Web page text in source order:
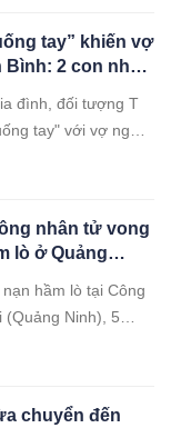
tay” khiến vợ
Bình: 2 con nhỏ
vọng
đình, đối tượng T
tay" với vợ ngay
nhân tử vong
lò ở Quảng
hầm lò tại Công
(Quảng Ninh), 5
chuyển đến